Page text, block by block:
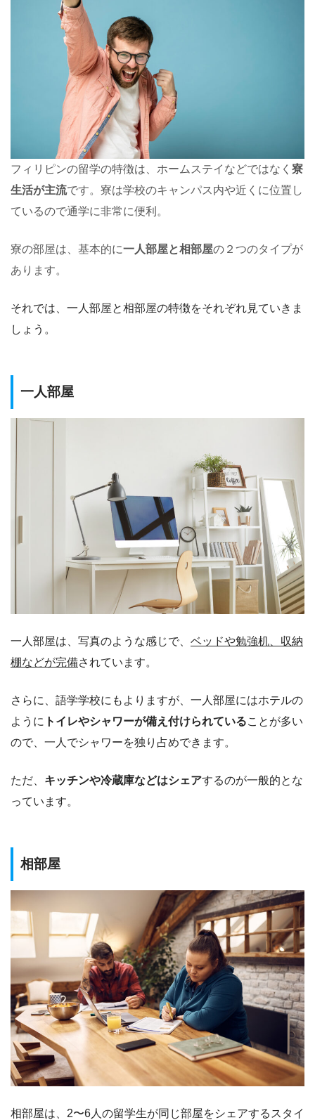
フィリピンの留学の特徴は、ホームステイなどではなく 寮
生活が主流です。寮は学校のキャンパス内や近くに位置し
ているので通学に非常に便利。
寮の部屋は、基本的に一人部屋と相部屋の２つのタイプが
あります。
それでは、一人部屋と相部屋の特徴をそれぞれ見ていきま
しょう。
一人部屋
一人部屋は、写真のような感じで、 ベッドや勉強机、収納
棚などが完備されています。
さらに、語学学校にもよりますが、一人部屋にはホテルの
ように トイレやシャワーが備え付けられていることが多い
ので、一人でシャワーを独り占めできます。
ただ、 キッチンや冷蔵庫などはシェアするのが一般的とな
っています。
相部屋
相部屋は、2〜6人の留学生が同じ部屋をシェアするスタイ